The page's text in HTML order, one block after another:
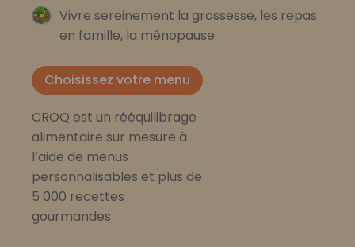
Vivre sereinement la grossesse, les repas
en famille, la ménopause
Choisissez votre menu
CROQ est un rééquilibrage
alimentaire sur mesure à
l’aide de menus
personnalisables et plus de
5 000 recettes
gourmandes